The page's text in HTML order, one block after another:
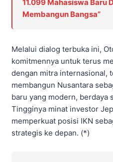
11.099 Mahasiswa Baru
Membangun Bangsa”
Melalui dialog terbuka ini,
komitmennya untuk terus
dengan mitra internasional,
membangun Nusantara
baru yang modern, berdaya
Tingginya minat investor
memperkuat posisi IKN
strategis ke depan. (*)